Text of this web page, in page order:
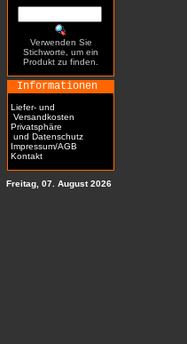
Verwenden Sie
Stichworte, um ein
Produkt zu finden.
Informationen
Liefer- und
Versandkosten
Privatsphäre
und Datenschutz
Impressum/AGB
Kontakt
Freitag, 07. August 2026